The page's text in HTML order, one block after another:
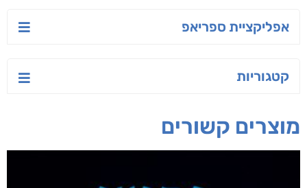
יאיר פומרנץ עו"ד מאלק חיר